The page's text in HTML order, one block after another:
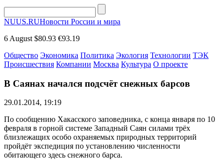
NUUS.RUНовости России и мира
6 August $80.93 €93.19
Общество Экономика Политика Экология Технологии ТЭК
Происшествия Компании Москва Культура О проекте
В Саянах начался подсчёт снежных барсов
29.01.2014, 19:19
По сообщению Хакасского заповедника, с конца января по 10
февраля в горной системе Западный Саян силами трёх
близлежащих особо охраняемых природных территорий
пройдёт экспедиция по установлению численности
обитающего здесь снежного барса.